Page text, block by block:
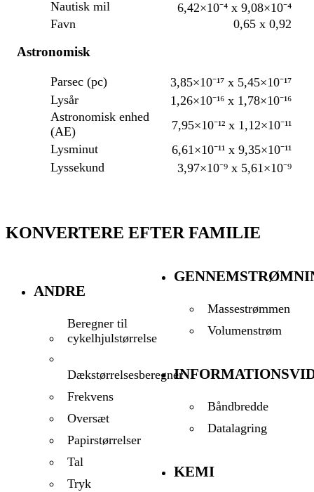
Nautisk mil
6,42×10⁻⁴ x 9,08×10⁻⁴
Favn
0,65 x 0,92
Astronomisk
Parsec (pc)
3,85×10⁻¹⁷ x 5,45×10⁻¹⁷
Lysår
1,26×10⁻¹⁶ x 1,78×10⁻¹⁶
Astronomisk enhed
(AE)
7,95×10⁻¹² x 1,12×10⁻¹¹
Lysminut
6,61×10⁻¹¹ x 9,35×10⁻¹¹
Lyssekund
3,97×10⁻⁹ x 5,61×10⁻⁹
KONVERTERE EFTER FAMILIE
ANDRE
Beregner til
cykelhjulstørrelse
Dækstørrelsesberegner
Frekvens
Oversæt
Papirstørrelser
Tal
Tryk
Massestrømmen
Volumenstrøm
Båndbredde
Datalagring
KEMI